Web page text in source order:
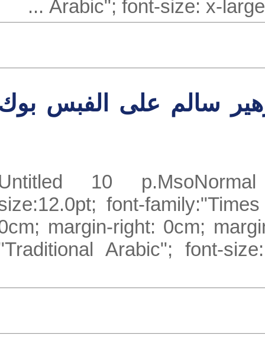
Arabic"; font-size: x-
سالم على الفبس بوك
Untitled 10
size:12.0pt; font-
0cm; margin-right: 0cm;
"Traditional Arabic";